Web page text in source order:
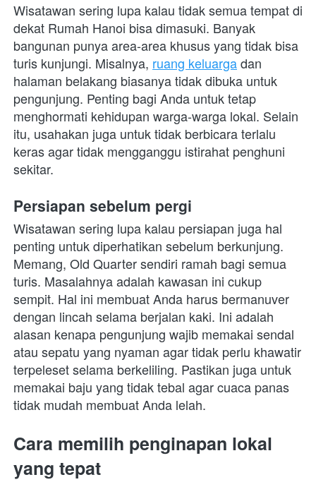
Wisatawan sering lupa kalau tidak semua tempat di
dekat Rumah Hanoi bisa dimasuki. Banyak
bangunan punya area-area khusus yang tidak bisa
turis kunjungi. Misalnya, ruang keluarga dan
halaman belakang biasanya tidak dibuka untuk
pengunjung. Penting bagi Anda untuk tetap
menghormati kehidupan warga-warga lokal. Selain
itu, usahakan juga untuk tidak berbicara terlalu
keras agar tidak mengganggu istirahat penghuni
sekitar.
Persiapan sebelum pergi
Wisatawan sering lupa kalau persiapan juga hal
penting untuk diperhatikan sebelum berkunjung.
Memang, Old Quarter sendiri ramah bagi semua
turis. Masalahnya adalah kawasan ini cukup
sempit. Hal ini membuat Anda harus bermanuver
dengan lincah selama berjalan kaki. Ini adalah
alasan kenapa pengunjung wajib memakai sendal
atau sepatu yang nyaman agar tidak perlu khawatir
terpeleset selama berkeliling. Pastikan juga untuk
memakai baju yang tidak tebal agar cuaca panas
tidak mudah membuat Anda lelah.
Cara memilih penginapan lokal
yang tepat